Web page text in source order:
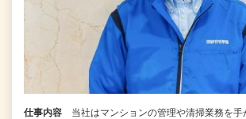
仕事内容
当社はマンションの管理や清掃業務を